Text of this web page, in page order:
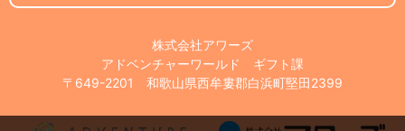
株式会社アワーズ
アドベンチャーワールド ギフト課
〒649-2201 和歌山県西牟婁郡白浜町堅田2399